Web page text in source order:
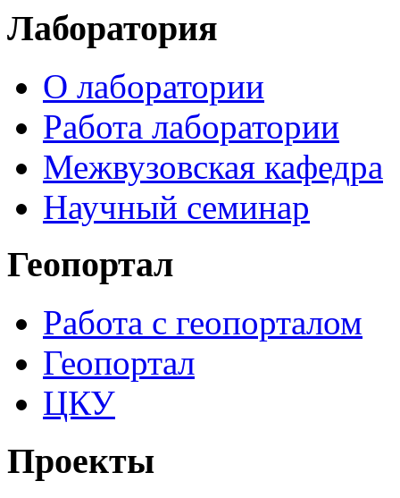
Лаборатория
О лаборатории
Работа лаборатории
Межвузовская кафедра
Научный семинар
Геопортал
Работа с геопорталом
Геопортал
ЦКУ
Проекты